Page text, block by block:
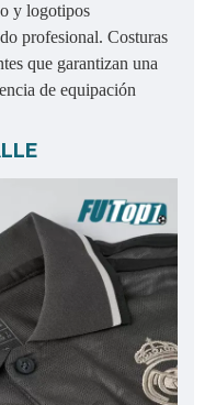
y logotipos
profesional. Costuras
que garantizan una
de equipación